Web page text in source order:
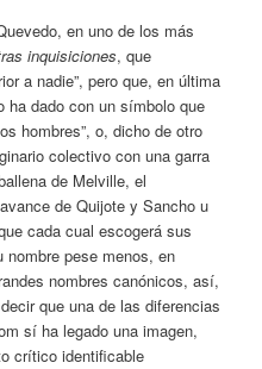
en uno de los más
inquisiciones, que
a nadie”, pero que, en última
ha dado con un símbolo que
hombres”, o, dicho de otro
colectivo con una garra
de Melville, el
de Quijote y Sancho u
cada cual escogerá sus
pese menos, en
nombres canónicos, así,
que una de las diferencias
sí ha legado una imagen,
crítico identificable